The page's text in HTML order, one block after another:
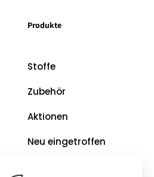
Produkte
Stoffe
Zubehör
Aktionen
Neu eingetroffen